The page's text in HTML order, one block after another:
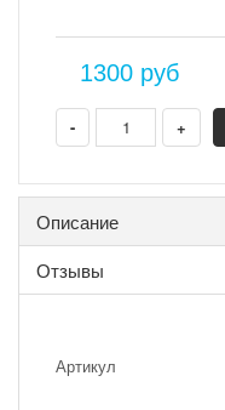
1300 руб
- +
Описание
Отзывы
Артикул